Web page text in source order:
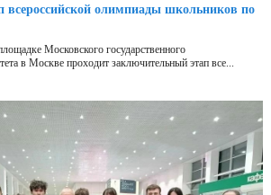
всероссийской олимпиады школьников по
Московского государственного
в Москве проходит заключительный этап все...